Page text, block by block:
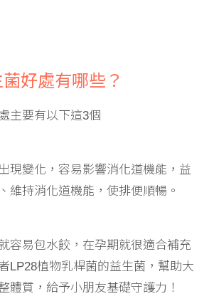
好處有哪些？
主要有以下這3個
現變化，容易影響消化道機能，益
維持消化道機能，使排便順暢。
容易包水餃，在孕期就很適合補充
LP28植物乳桿菌的益生菌，幫助大
體質，給予小朋友基礎守護力！